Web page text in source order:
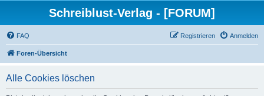
Schreiblust-Verlag - [FORUM]
FAQ Anmelden
Registrieren
Foren-Übersicht
Alle Cookies löschen